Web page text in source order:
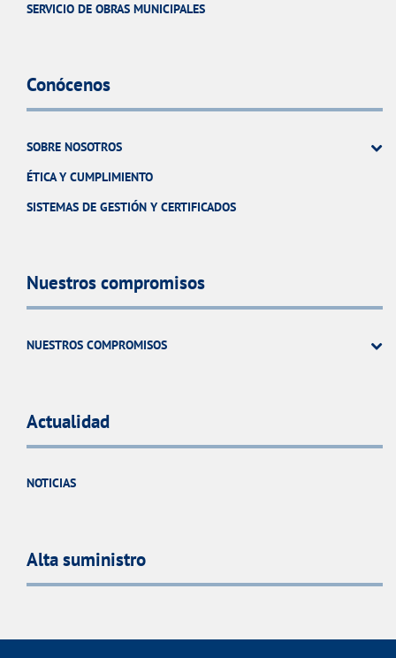
SERVICIO DE OBRAS MUNICIPALES
Conócenos
SOBRE NOSOTROS
ÉTICA Y CUMPLIMIENTO
SISTEMAS DE GESTIÓN Y CERTIFICADOS
Nuestros compromisos
NUESTROS COMPROMISOS
Actualidad
NOTICIAS
Alta suministro